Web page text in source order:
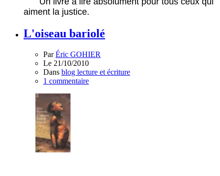
aiment la justice.
L'oiseau bariolé
ParÉric GOHIER
Le 21/10/2010
Dans blog lecture et écriture
1 commentaire